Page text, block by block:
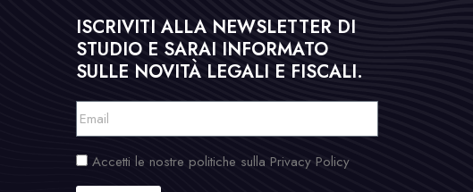
ISCRIVITI ALLA NEWSLETTER DI
STUDIO E SARAI INFORMATO
SULLE NOVITÀ LEGALI E FISCALI.
Accetti le nostre politiche sulla Privacy Policy